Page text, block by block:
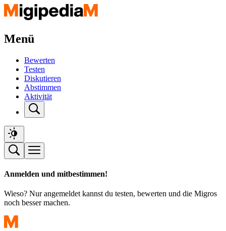
Menü
Bewerten
Testen
Diskutieren
Abstimmen
Aktivität
Anmelden und mitbestimmen!
Wieso? Nur angemeldet kannst du testen, bewerten und die Migros
noch besser machen.